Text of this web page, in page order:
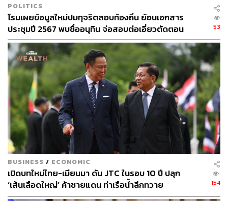
128
ABOUT THE AUTHOR
THE STANDARD TEAM
กองบรรณาธิการ THE STANDARD
POLITICS
โรมเผยข้อมูลใหม่ปมทุจริตสอบท้องถิ่น ย้อนเอกสาร
ประชุมปี 2567 พบชื่ออนุทิน จ่อสอบต่อเอี่ยวตัดตอน
ม.บูรพา หรือไม่
53
BUSINESS / ECONOMIC
เปิดบทใหม่ไทย-เมียนมา ดัน JTC ในรอบ 10 ปี ปลุก
‘เส้นเลือดใหญ่’ ค้าชายแดน ท่าเรือน้ำลึกทวาย
154